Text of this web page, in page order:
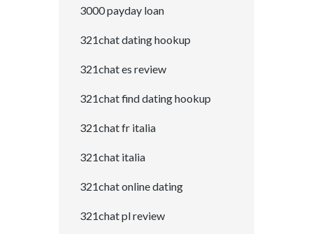
3000 payday loan
321chat dating hookup
321chat es review
321chat find dating hookup
321chat fr italia
321chat italia
321chat online dating
321chat pl review